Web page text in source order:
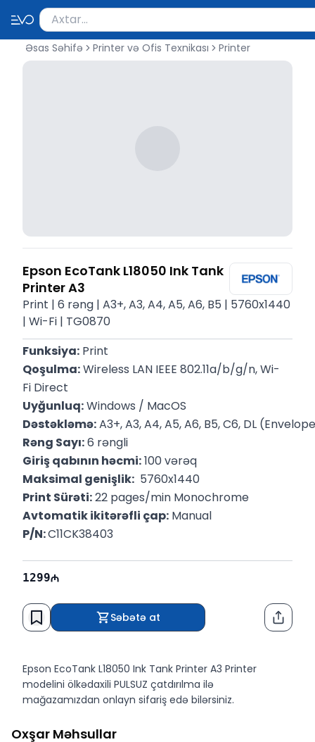
Məhsul axtar
Axtarış üçün ən azı 2 simvol yazın. Göndərmək
Əsas Səhifə Printer və Ofis Texnikası Printer
Epson EcoTank L18050 Ink Tank
Printer A3
Print | 6 rəng | A3+, A3, A4, A5, A6, B5 | 5760x1440
| Wi-Fi | TG0870
Funksiya: Print
Qoşulma: Wireless LAN IEEE 802.11a/b/g/n, Wi-
Fi Direct
Uyğunluq: Windows / MacOS
Dəstəkləmə: A3+, A3, A4, A5, A6, B5, C6, DL
Rəng Sayı: 6 rəngli
Giriş qabının həcmi: 100 vərəq
Maksimal genişlik: 5760x1440
Print Sürəti: 22 pages/min Monochrome
Avtomatik ikitərəfli çap: Manual
P/N: C11CK38403
1299
Səbətə at
Epson EcoTank L18050 Ink Tank Printer A3 Printer
modelini ölkədaxili PULSUZ çatdırılma ilə
mağazamızdan onlayn sifariş edə bilərsiniz.
modelini Bakıda Evo Comp mağazasında nəğd və
Oxşar Məhsullar